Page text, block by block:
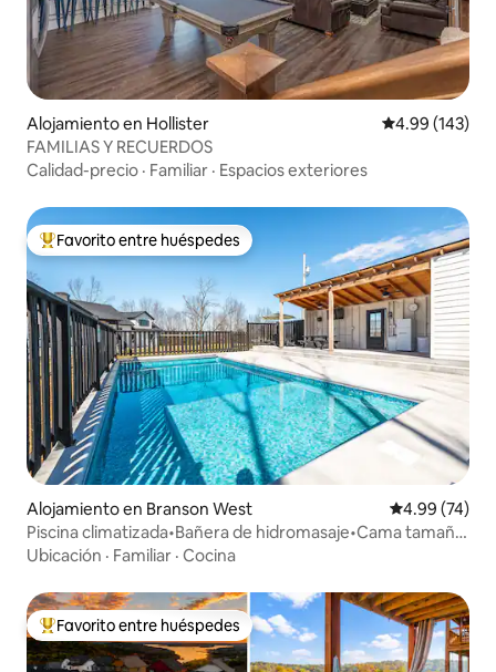
Alojamiento en Hollister Calificación
4.99 (143)
FAMILIAS Y RECUERDOS
Calidad-precio · Familiar · Espacios exteriores
Favorito entre huéspedes preferido
Favorito entre huéspedes
Alojamiento en Branson West Calificación
4.99 (74)
Piscina climatizada•Bañera de hidromasaje•Cama tamaño
king•SDC 10min•TRL 15min
Ubicación · Familiar · Cocina
Favorito entre huéspedes preferido
Favorito entre huéspedes